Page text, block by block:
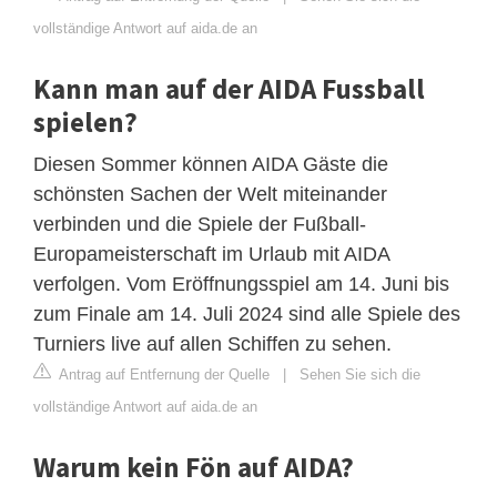
vollständige Antwort auf aida.de an
Kann man auf der AIDA Fussball
spielen?
Diesen Sommer können AIDA Gäste die
schönsten Sachen der Welt miteinander
verbinden und die Spiele der Fußball-
Europameisterschaft im Urlaub mit AIDA
verfolgen. Vom Eröffnungsspiel am 14. Juni bis
zum Finale am 14. Juli 2024 sind alle Spiele des
Turniers live auf allen Schiffen zu sehen.
Antrag auf Entfernung der Quelle | Sehen Sie sich die
vollständige Antwort auf aida.de an
Warum kein Fön auf AIDA?